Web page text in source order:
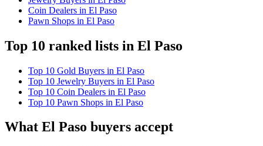
Coin Dealers in El Paso
Pawn Shops in El Paso
Top 10 ranked lists in El Paso
Top 10 Gold Buyers in El Paso
Top 10 Jewelry Buyers in El Paso
Top 10 Coin Dealers in El Paso
Top 10 Pawn Shops in El Paso
What El Paso buyers accept